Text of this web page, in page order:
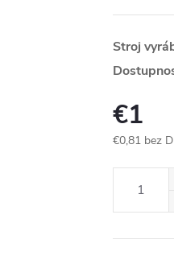
Stroj
€1
€0,81 bez